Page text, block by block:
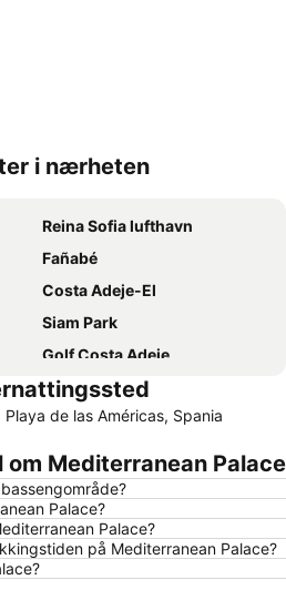
i nærheten
Reina Sofia lufthavn
Fañabé
Costa Adeje-El
Siam Park
Golf Costa Adeje
Casino Playa de las Américas
La Caleta
Puerto de Los Gigantes
Troya I y II
Playa de San Juan
El Puerto
Playa de la Tejita
de las Américas, Spania
Mediterranean Palace
Palace?
Palace?
på Mediterranean Palace?